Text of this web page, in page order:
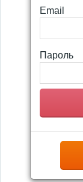
Email
Пароль